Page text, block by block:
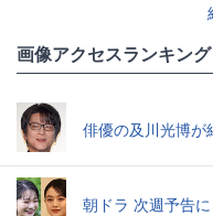
画像アクセスランキング
俳優の及川光博が
朝ドラ 次週予告に